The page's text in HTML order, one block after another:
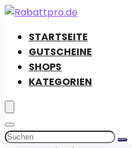
STARTSEITE
GUTSCHEINE
SHOPS
KATEGORIEN